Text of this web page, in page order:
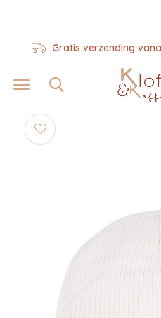
Gratis verzending